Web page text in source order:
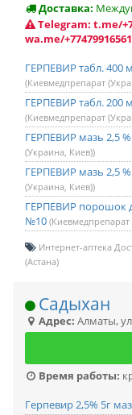
Доставка:
Telegram: t.me/
wa.me/
ГЕРПЕВИР табл. 400
(Киевмедпрепарат
ГЕРПЕВИР табл. 200
(Киевмедпрепарат
ГЕРПЕВИР мазь 2,5 %
(Украина, Киев))
ГЕРПЕВИР мазь 2,5 %
(Украина, Киев))
ГЕРПЕВИР порошок
№10
Интернет-аптека
(Астана)
Садыхан
Адрес: Алматы,
Время работы:
Герпевир 2,5% 5г